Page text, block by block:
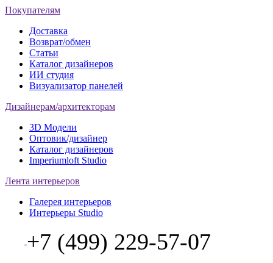
Покупателям
Доставка
Возврат/обмен
Статьи
Каталог дизайнеров
ИИ студия
Визуализатор панелей
Дизайнерам/архитекторам
3D Модели
Оптовик/дизайнер
Каталог дизайнеров
Imperiumloft Studio
Лента интерьеров
Галерея интерьеров
Интерьеры Studio
+7 (499) 229-57-07